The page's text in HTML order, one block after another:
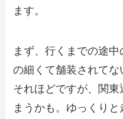
ます。
まず、行くまでの途
の細くて舗装されて
それほどですが、関
まうかも。ゆっくりと